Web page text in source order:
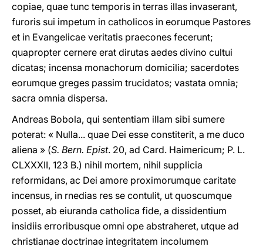
copiae, quae tunc temporis in terras illas invaserant,
furoris sui impetum in catholicos in eorumque Pastores
et in Evangelicae veritatis praecones fecerunt;
quapropter cernere erat dirutas aedes divino cultui
dicatas; incensa monachorum domicilia; sacerdotes
eorumque greges passim trucidatos; vastata omnia;
sacra omnia dispersa.
Andreas Bobola, qui sententiam illam sibi sumere
poterat: « Nulla... quae Dei esse constiterit, a me duco
aliena » (S. Bern. Epist. 20, ad Card. Haimericum; P. L.
CLXXXII, 123 B.) nihil mortem, nihil supplicia
reformidans, ac Dei amore proximorumque caritate
incensus, in rnedias res se contulit, ut quoscumque
posset, ab eiuranda catholica fide, a dissidentium
insidiis erroribusque omni ope abstraheret, utque ad
christianae doctrinae integritatem incolumem